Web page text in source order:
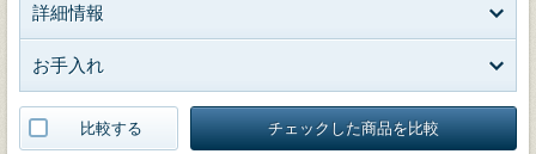
詳細情報
お手入れ
比較する チェックした商品を比較